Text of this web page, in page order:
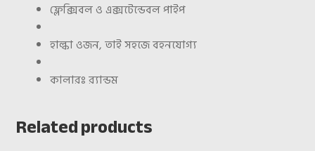
ফ্লেক্সিবল ও এক্সটেন্ডেবল পাইপ
হাল্কা ওজন, তাই সহজে বহনযোগ্য
কালারঃ র‌্যান্ডম
Related products